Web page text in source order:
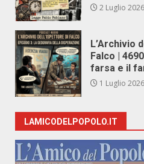
2 Luglio 2026
L’Archivio
Falco |
farsa e il
1 Luglio 2026
LAMICODELPOPOLO.IT